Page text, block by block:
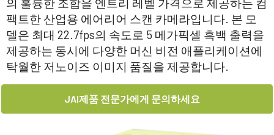
팩트한 산업용 에어리어 스캔 카메라입니다. 본 모
델은 최대 22.7fps의 속도로 5 메가픽셀 흑백 출력을
제공하는 동시에 다양한 머신 비전 애플리케이션에
탁월한 저노이즈 이미지 품질을 제공합니다.
JAI제품 전문가에게 문의하세요